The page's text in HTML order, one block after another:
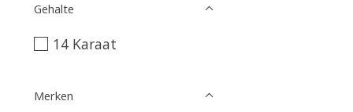
Gehalte
14 Karaat
Merken